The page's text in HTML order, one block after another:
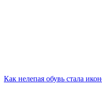
Как нелепая обувь стала